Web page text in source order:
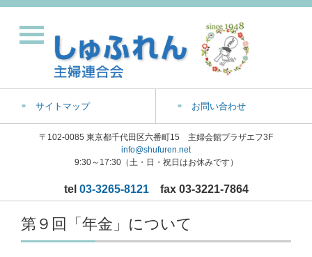
サイトマップ お問い合わせ
〒102-0085 東京都千代田区六番町15 主婦会館プラザエフ3F
info@shufuren.net
9:30～17:30（土・日・祝日はお休みです）
tel 03-3265-8121fax 03-3221-7864
第９回「年金」について